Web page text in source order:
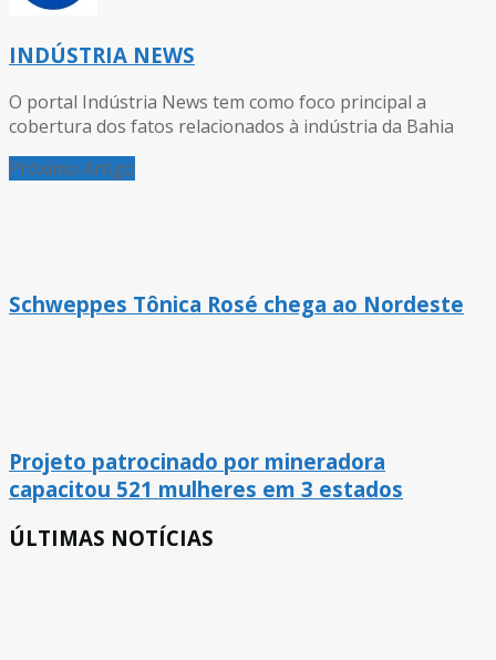
INDÚSTRIA NEWS
O portal Indústria News tem como foco principal a
cobertura dos fatos relacionados à indústria da Bahia
Próximo Artigo
Schweppes Tônica Rosé chega ao Nordeste
Projeto patrocinado por mineradora
capacitou 521 mulheres em 3 estados
ÚLTIMAS NOTÍCIAS